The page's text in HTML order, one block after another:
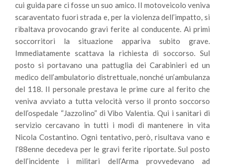
cui guida pare ci fosse un suo amico. Il motoveicolo veniva
scaraventato fuori strada e, per la violenza dell’impatto, si
ribaltava provocando gravi ferite al conducente. Ai primi
soccorritori la situazione appariva subito grave.
Immediatamente scattava la richiesta di soccorso. Sul
posto si portavano una pattuglia dei Carabinieri ed un
medico dell’ambulatorio distrettuale, nonché un’ambulanza
del 118. Il personale prestava le prime cure al ferito che
veniva avviato a tutta velocità verso il pronto soccorso
dell’ospedale “Jazzolino” di Vibo Valentia. Qui i sanitari di
servizio cercavano in tutti i modi di mantenere in vita
Nicola Costantino. Ogni tentativo, però, risultava vano e
l’88enne decedeva per le gravi ferite riportate. Sul posto
dell’incidente i militari dell’Arma provvedevano ad